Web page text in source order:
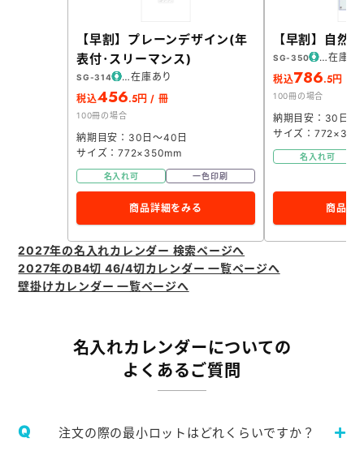
【早割】プレーンデザイン(年
表付･スリーマンス)
SG-314
在庫あり
税込456.5円 / 冊
100冊の場合
納期目安：30日～40日
サイズ：772×350mm
名入れ可 一色印刷
商品詳細をみる
【早割】自然
SG-350
在庫あ
税込786.5円 / 冊
100冊の場合
納期目安：30日～
サイズ：
名入れ可
商品詳
2027年の名入れカレンダー 検索ページへ
2027年のB4切 46/4切カレンダー 一覧ページへ
壁掛けカレンダー 一覧ページへ
名入れカレンダーについての
よくあるご質問
注文の際の最小ロットはどれくらいですか？